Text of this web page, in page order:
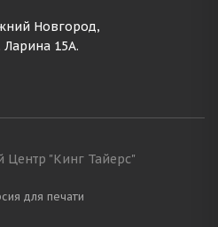
Новгород,
Ларина 15А.
"Кинг Тайерс"
для печати